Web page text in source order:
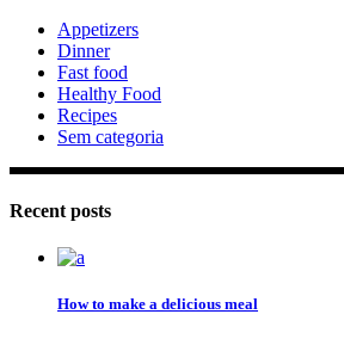
Appetizers
Dinner
Fast food
Healthy Food
Recipes
Sem categoria
Recent posts
How to make a delicious meal